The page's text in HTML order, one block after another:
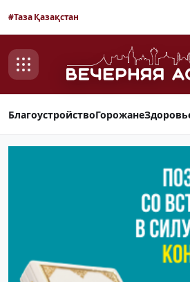
#Таза Қазақстан
БлагоустройствоГорожане